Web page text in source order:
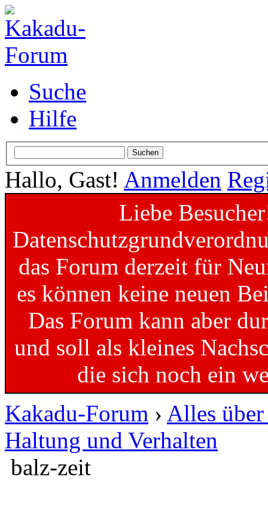
Suche
Hilfe
Hallo, Gast! Anmelden
Liebe
das Forum derzeit für
es können keine neuen
Das Forum kann aber
und soll als kleines
die sich noch ein
Kakadu-Forum › Alles
Haltung und Verhalten
balz-zeit